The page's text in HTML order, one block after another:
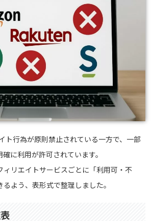
ト行為が原則禁止されている一方で、一部
に利用が許可されています。
ィリエイトサービスごとに「利用可・不
よう、表形式で整理しました。